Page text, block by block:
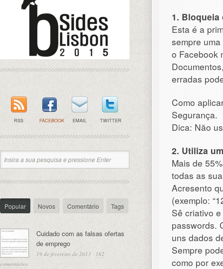
1. Bloqueia
Esta é a
sempre
o Facebook
erradas
Como
Segurança.
Dica: Não
2. Utiliza
Mais de
todas as
Acresento
(exemplo:
Sê criativo
passwords.
uns dados
Sempre
como por
RSS FACEBOOK EMAIL TWITTER
Popular Novos Comentário Tags
Cuidado com as falsas ofertas
de emprego
19 de fevereiro de 2013 · 162
comentários